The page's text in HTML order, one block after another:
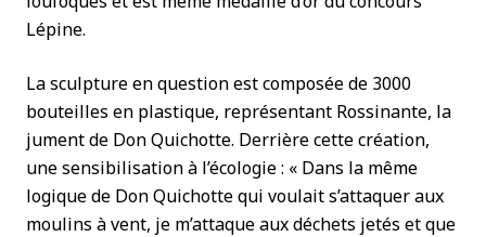
Lépine.
La sculpture en question est composée de 3000
bouteilles en plastique, représentant Rossinante, la
jument de Don Quichotte. Derrière cette création,
une sensibilisation à l’écologie : « Dans la même
logique de Don Quichotte qui voulait s’attaquer aux
moulins à vent, je m’attaque aux déchets jetés et que